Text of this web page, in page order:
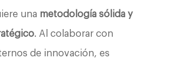
una metodología sólida y
. Al colaborar con
de innovación, es